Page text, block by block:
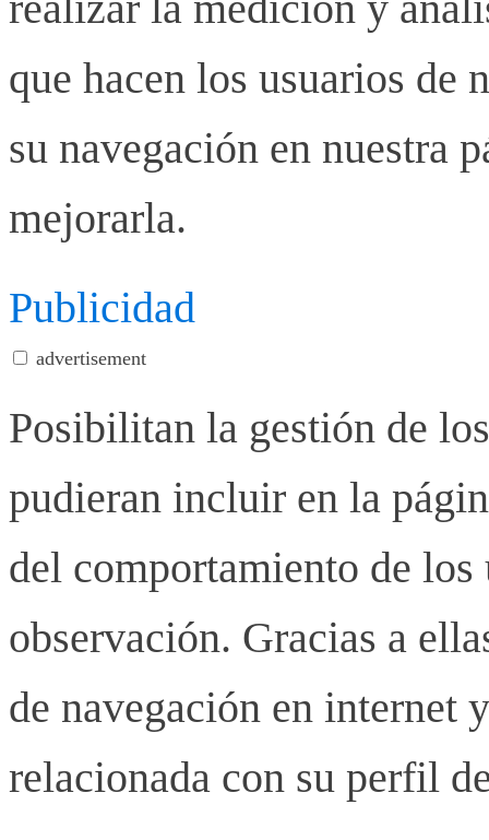
que hacen los usuarios de
su navegación en nuestra
mejorarla.
Publicidad
advertisement
Posibilitan la gestión de
pudieran incluir en la
del comportamiento de los
observación. Gracias a
de navegación en internet
relacionada con su perfil